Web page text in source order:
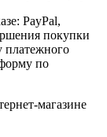
PayPal,
покупки
платежного
по
магазине